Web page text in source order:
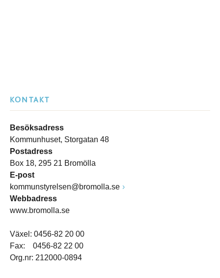
KONTAKT
Besöksadress
Kommunhuset, Storgatan 48
Postadress
Box 18, 295 21 Bromölla
E-post
kommunstyrelsen@bromolla.se
Webbadress
www.bromolla.se
Växel: 0456-82 20 00
Fax: 0456-82 22 00
Org.nr: 212000-0894